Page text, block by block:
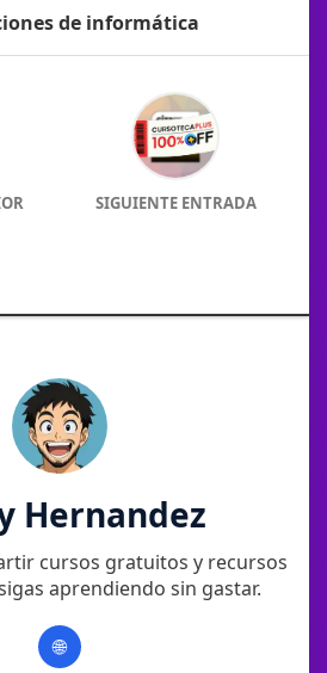
de informática
SIGUIENTE ENTRADA
Hernandez
cursos gratuitos y recursos
aprendiendo sin gastar.
🌐